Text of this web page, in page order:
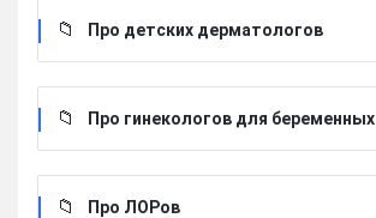
Про детских дерматологов
Про гинекологов для беременных
Про ЛОРов